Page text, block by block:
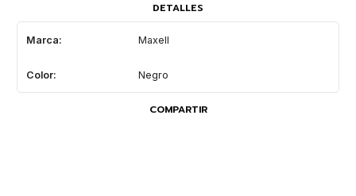
DETALLES
Marca: Maxell
Color: Negro
COMPARTIR